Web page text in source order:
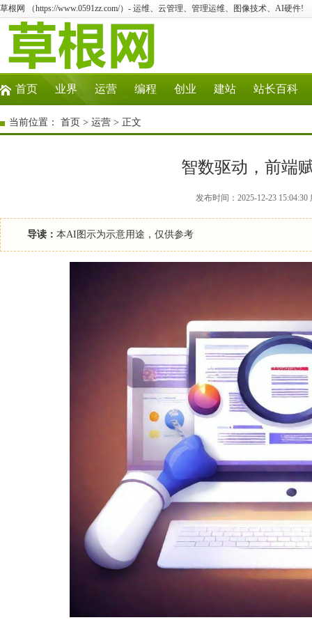
草根网 （https://www.0591zz.com/）- 运维、云管理、管理运维、图像技术、AI硬件!
首页 业界 运营 编程 创业 建站 站长百科
当前位置： 首页 > 运营 > 正文
智数驱动，前端
发布时间：2025-12-23
导读： 本AI图示为示意用途，仅供参考